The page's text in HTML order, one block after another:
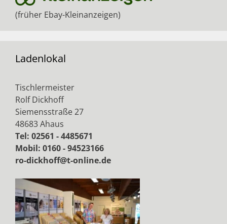
(früher Ebay-Kleinanzeigen)
Ladenlokal
Tischlermeister
Rolf Dickhoff
Siemensstraße 27
48683 Ahaus
Tel: 02561 - 4485671
Mobil: 0160 - 94523166
ro-dickhoff@t-online.de